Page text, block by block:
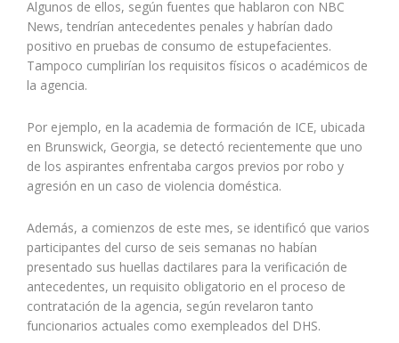
Algunos de ellos, según fuentes que hablaron con NBC
News, tendrían antecedentes penales y habrían dado
positivo en pruebas de consumo de estupefacientes.
Tampoco cumplirían los requisitos físicos o académicos de
la agencia.
Por ejemplo, en la academia de formación de ICE, ubicada
en Brunswick, Georgia, se detectó recientemente que uno
de los aspirantes enfrentaba cargos previos por robo y
agresión en un caso de violencia doméstica.
Además, a comienzos de este mes, se identificó que varios
participantes del curso de seis semanas no habían
presentado sus huellas dactilares para la verificación de
antecedentes, un requisito obligatorio en el proceso de
contratación de la agencia, según revelaron tanto
funcionarios actuales como exempleados del DHS.